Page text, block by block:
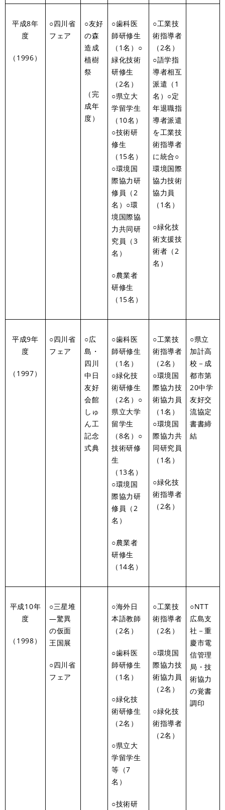
平成8年
度
（1996）
○四川省
フェア
○友好
の森
造成
植樹
祭
（完
成年
度）
○歯科医
師研修生
（1名）○
緑化技術
研修生
（2名）
○県立大
学留学生
（10名）
○技術研
修生
（15名）
○環境国
際協力研
修員（2
名）○環
境国際協
力共同研
究員（3
名）
○農業者
研修生
（15名）
○工業技
術指導者
（2名）
○語学指
導者相互
派遣（1
名）○定
年退職指
導者派遣
を工業技
術指導者
に統合○
環境国際
協力技術
協力員
（1名）
○緑化技
術支援技
術者（2
名）
平成9年
度
（1997）
○四川省
フェア
○広
島・
四川
中日
友好
会館
しゅ
ん工
記念
式典
○歯科医
師研修生
（1名）
○緑化技
術研修生
（2名）○
県立大学
留学生
（8名）○
技術研修
生
（13名）
○環境国
際協力研
修員（2
名）
○農業者
研修生
（14名）
○工業技
術指導者
（2名）
○環境国
際協力技
術協力員
（1名）
○環境国
際協力共
同研究員
（1名）
○緑化技
術指導者
（2名）
○県立
加計高
校－成
都市第
20中学
友好交
流協定
書書締
結
平成10年
度
（1998）
○三星堆
―驚異
の仮面
王国展
○四川省
フェア
○海外日
本語教師
（2名）
○歯科医
師研修生
（1名）
○緑化技
術研修生
（2名）
○県立大
学留学生
等（7
名）
○技術研
○工業技
術指導者
（2名）
○環境国
際協力技
術協力員
（2名）
○緑化技
術指導者
（2名）
○NTT
広島支
社－重
慶市電
信管理
局・技
術協力
の覚書
調印